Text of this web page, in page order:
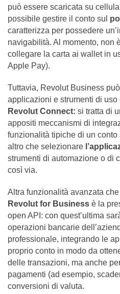
può essere scaricata su
possibile gestire il conto sul
caratterizza per possedere
navigabilità. Al momento, non
collegare la carta ai wallet in
Apple Pay).
Tuttavia, Revolut Business
applicazioni e strumenti di
Revolut Connect: si tratta di
appositi meccanismi di
funzionalità tipiche di un
altro che selezionare
strumenti di automazione o di
così via.
Altra funzionalità avanzata che
Revolut for Business è la
open API: con quest’ultima
operazioni bancarie
professionale, integrando le
proprio conto in modo da
delle transazioni, ma anche
pagamenti (ad esempio,
conversioni di valuta.